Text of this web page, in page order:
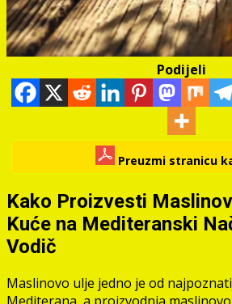
Podijeli
Preuzmi stranicu
Kako Proizvesti
Kuće na Mediteranski
Vodič
Maslinovo ulje jedno je od